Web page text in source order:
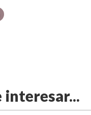
interesar...